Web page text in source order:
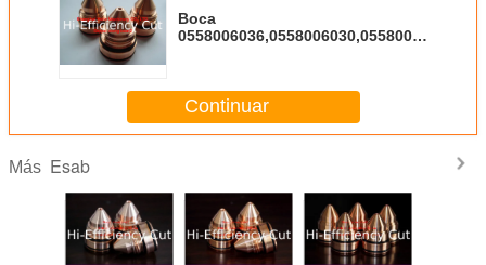
Boca
0558006036,0558006030,0558006041
Continuar
Más Esab